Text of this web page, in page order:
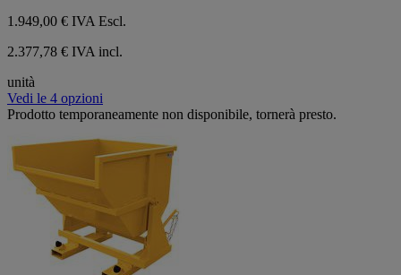
1.949,00 € IVA Escl.
2.377,78 € IVA incl.
unità
Vedi le 4 opzioni
Prodotto temporaneamente non disponibile, tornerà presto.